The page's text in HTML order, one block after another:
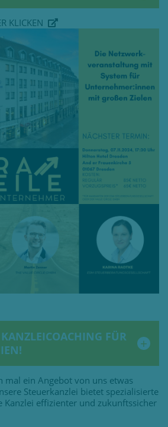
KLICKEN
FÜR
mal ein Angebot von uns etwas
Steuerkanzlei bietet spezialisierte
Kanzlei effizienter und zukunftssicher